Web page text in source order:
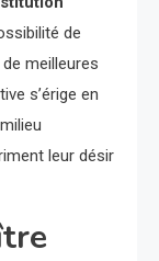
de
meilleures
s’érige en
leur désir